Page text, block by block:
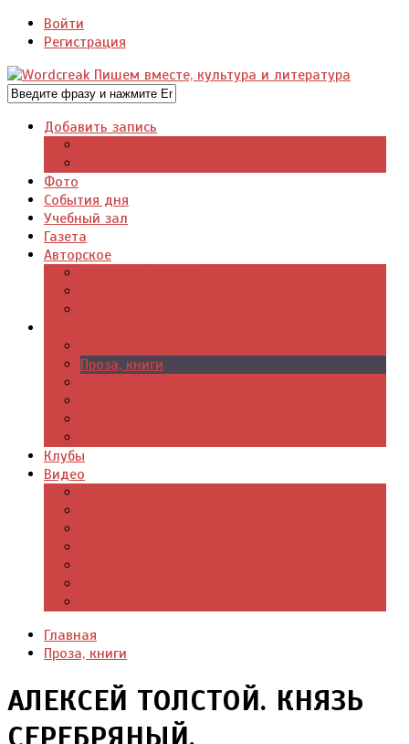
Войти
Регистрация
Добавить запись
Фото
События дня
Учебный зал
Газета
Авторское
Проза, книги
Клубы
Видео
Главная
Проза, книги
АЛЕКСЕЙ ТОЛСТОЙ. КНЯЗЬ